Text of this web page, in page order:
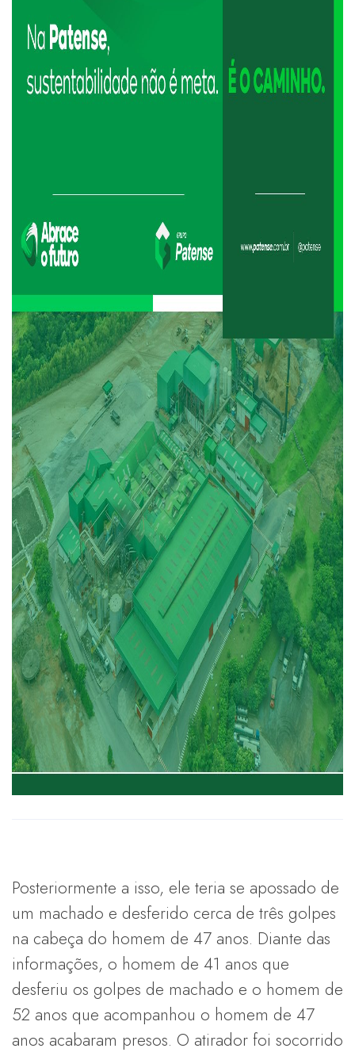
Posteriormente a isso, ele teria se apossado de
um machado e desferido cerca de três golpes
na cabeça do homem de 47 anos. Diante das
informações, o homem de 41 anos que
desferiu os golpes de machado e o homem de
52 anos que acompanhou o homem de 47
anos acabaram presos. O atirador foi socorrido